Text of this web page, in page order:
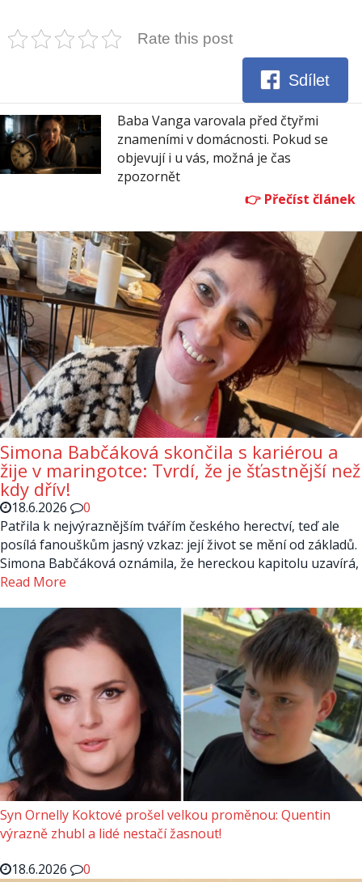
Rate this post
Sdílet
Baba Vanga varovala před čtyřmi
znameními v domácnosti. Pokud se
objevují i u vás, možná je čas
zpozornět
Simona Babčáková skončila s kariérou a
žije v maringotce: Tvrdí, že je šťastnější než
kdy dřív!
18.6.2026
0
Patřila k nejvýraznějším tvářím českého herectví, teď ale
posílá fanouškům jasný vzkaz: její život se mění od základů.
Simona Babčáková oznámila, že hereckou kapitolu uzavírá,
Read More
Syn Ornelly Koktové prošel velkou proměnou: Quentin
výrazně zhubl a lidé nestačí žasnout!
18.6.2026
0